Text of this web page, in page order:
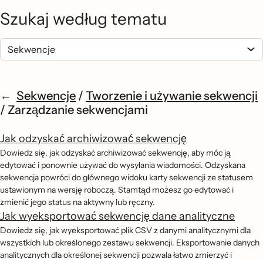
Szukaj według tematu
Sekwencje / Tworzenie i używanie sekwencji
/ Zarządzanie sekwencjami
Jak odzyskać archiwizować sekwencję
Dowiedz się, jak odzyskać archiwizować sekwencję, aby móc ją
edytować i ponownie używać do wysyłania wiadomości. Odzyskana
sekwencja powróci do głównego widoku karty sekwencji ze statusem
ustawionym na wersję roboczą. Stamtąd możesz go edytować i
zmienić jego status na aktywny lub ręczny.
Jak wyeksportować sekwencję dane analityczne
Dowiedz się, jak wyeksportować plik CSV z danymi analitycznymi dla
wszystkich lub określonego zestawu sekwencji. Eksportowanie danych
analitycznych dla określonej sekwencji pozwala łatwo zmierzyć i